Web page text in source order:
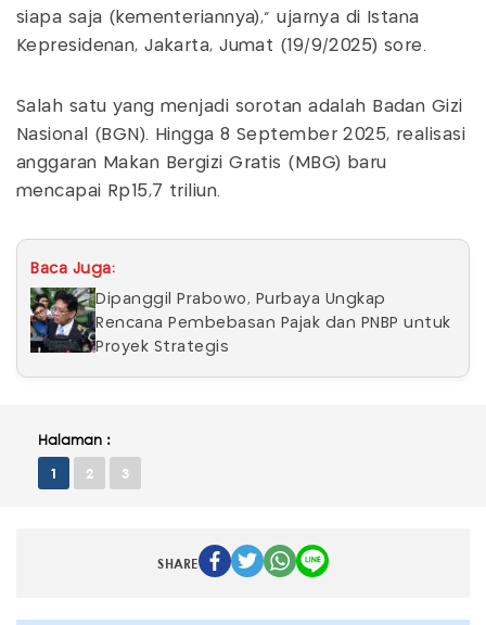
siapa saja (kementeriannya)," ujarnya di Istana
Kepresidenan, Jakarta, Jumat (19/9/2025) sore.
Salah satu yang menjadi sorotan adalah Badan Gizi
Nasional (BGN). Hingga 8 September 2025, realisasi
anggaran Makan Bergizi Gratis (MBG) baru
mencapai Rp15,7 triliun.
Baca Juga:
Dipanggil Prabowo, Purbaya Ungkap
Rencana Pembebasan Pajak dan PNBP untuk
Proyek Strategis
Halaman :
1 2 3
SHARE